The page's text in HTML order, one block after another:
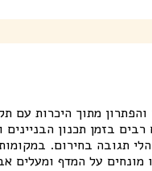
מתוך היכרות עם
בזמן תכנון
תגובה בחירום.
מונחים על המדף ומעלים